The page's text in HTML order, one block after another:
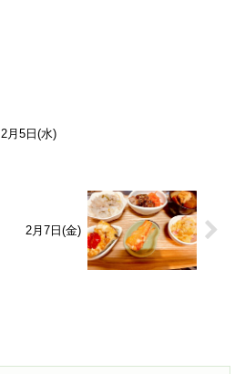
2月5日(水)
2月7日(金)